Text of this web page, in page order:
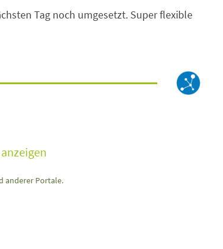
Tag noch umgesetzt. Super flexible
anderer Portale.